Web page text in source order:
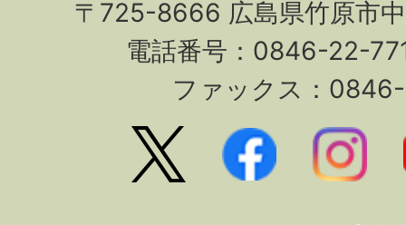
〒725-8666 広島県竹原市
電話番号：0846-22-
ファックス：